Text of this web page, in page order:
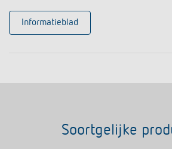
Informatieblad
Soortgelijke